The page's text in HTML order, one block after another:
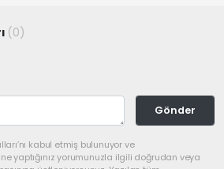
(0)
Gönder
kabul etmiş bulunuyor ve
yaptığınız yorumunuzla ilgili doğrudan veya